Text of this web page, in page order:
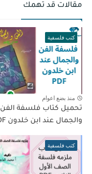
مقالات قد تهمك
كتب فلسفية
منذ بضع اعوام
تحميل كتاب فلسفة الفن
والجمال عند ابن خلدون PDF
كتب فلسفية